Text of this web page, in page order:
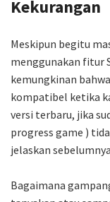
Kekurangan
Meskipun begitu
menggunakan fitur
kemungkinan
kompatibel ketika
versi terbaru, jika
progress game )
jelaskan
Bagaimana